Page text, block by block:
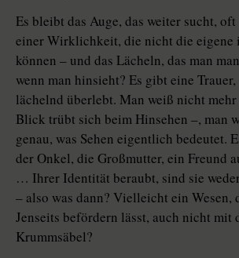
Es bleibt das Auge, das weiter sucht,
einer Wirklichkeit, die nicht die eigene
können – und das Lächeln, das man
wenn man hinsieht? Es gibt eine
lächelnd überlebt. Man weiß nicht mehr
Blick trübt sich beim Hinsehen –, man
genau, was Sehen eigentlich bedeutet.
der Onkel, die Großmutter, ein Freund
… Ihrer Identität beraubt, sind sie
– also was dann? Vielleicht ein Wesen,
Jenseits befördern lässt, auch nicht mit
Krummsäbel?